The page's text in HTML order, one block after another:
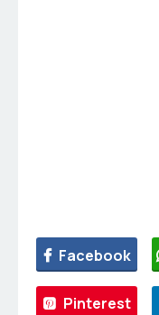
Facebook
Pinterest